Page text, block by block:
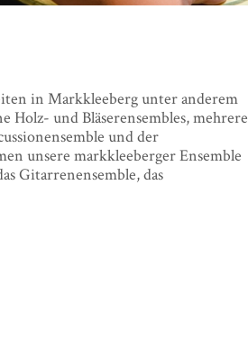
in Markkleeberg unter anderem
Holz- und Bläserensembles, mehrere
und der
unsere markkleeberger Ensemble
Gitarrenensemble, das